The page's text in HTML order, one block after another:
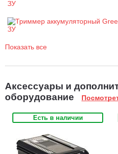
КПД, уменьшенный износ и
Показать все
Аксессуары и
оборудование
Есть в наличии